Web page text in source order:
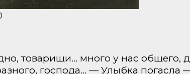
товарищи… много у нас общего,
господа… — Улыбка погасла